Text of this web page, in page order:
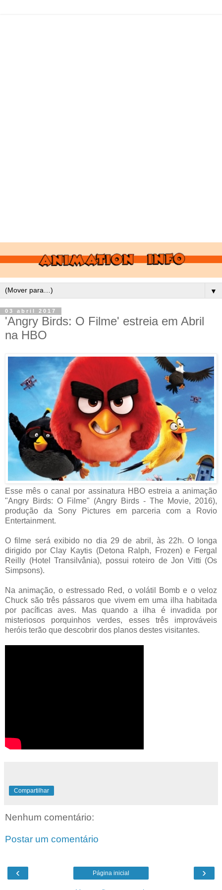
▼
03 abril 2017
'Angry Birds: O Filme' estreia em Abril
na HBO
Esse mês o canal por assinatura HBO estreia a animação
"Angry Birds: O Filme" (Angry Birds - The Movie, 2016),
produção da Sony Pictures em parceria com a Rovio
Entertainment.
O filme será exibido no dia 29 de abril, às 22h. O longa
dirigido por Clay Kaytis (Detona Ralph, Frozen) e Fergal
Reilly (Hotel Transilvânia), possui roteiro de Jon Vitti (Os
Simpsons).
Na animação, o estressado Red, o volátil Bomb e o veloz
Chuck são três pássaros que vivem em uma ilha habitada
por pacíficas aves. Mas quando a ilha é invadida por
misteriosos porquinhos verdes, esses três improváveis
heróis terão que descobrir dos planos destes visitantes.
Compartilhar
Nenhum comentário:
Postar um comentário
‹ ›
Página inicial